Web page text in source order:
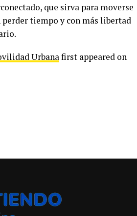
que sirva para moverse
tiempo y con más libertad
Urbanafirst appeared on